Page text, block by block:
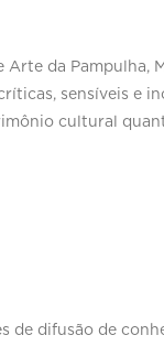
da
sensíveis e
cultural
de difusão de